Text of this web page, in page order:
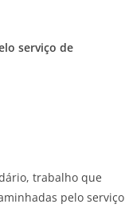
serviço de
trabalho que
pelo serviço